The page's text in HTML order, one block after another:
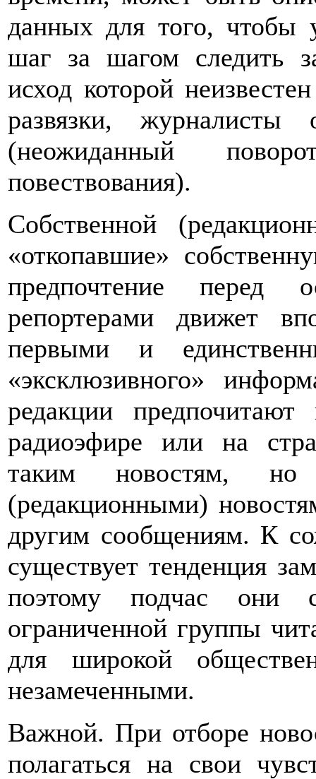
данных для того, чтобы
шаг за шагом следить
исход которой
развязки,
(неожиданный
повествования).
Собственной
«откопавшие»
предпочтение перед
репортерами движет
первыми и
«эксклюзивного»
редакции
радиоэфире или на
таким новостям, но
(редакционными)
другим сообщениям. К
существует тенденция
поэтому подчас они
ограниченной группы
для широкой
незамеченными.
Важной. При отборе
полагаться на свои